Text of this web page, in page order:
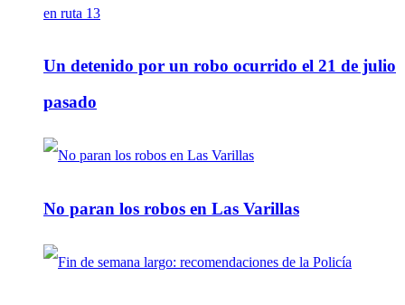
Un detenido por un robo ocurrido el 21 de julio
pasado
No paran los robos en Las Varillas